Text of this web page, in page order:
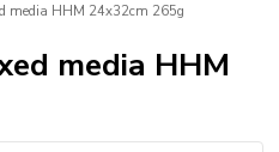
media HHM 24x32cm 265g
media HHM